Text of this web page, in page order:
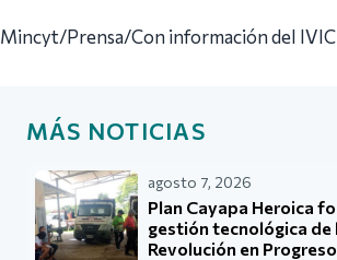
Mincyt/Prensa/Con información del IVIC
MÁS NOTICIAS
agosto 7, 2026
Plan Cayapa Heroica
gestión tecnológica de
Revolución en